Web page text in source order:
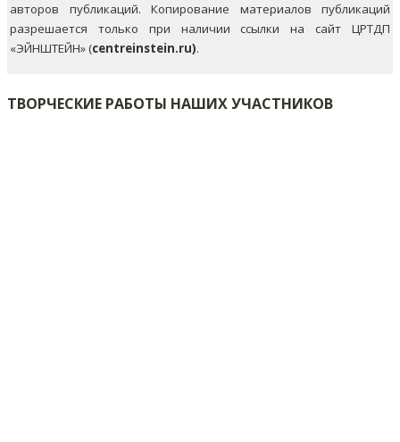
авторов публикаций. Копирование материалов публикаций
разрешается только при наличии ссылки на сайт ЦРТДП
«ЭЙНШТЕЙН» (centreinstein.ru).
ТВОРЧЕСКИЕ РАБОТЫ НАШИХ УЧАСТНИКОВ